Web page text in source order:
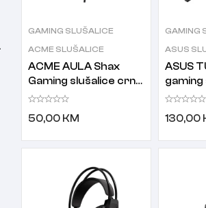
GAMING SLUŠALICE
ACME SLUŠALICE
ACME AULA Shax
Gaming slušalice crno
plave
50,00 KM
GAMING
ASUS
ASUS
gaming
130,00